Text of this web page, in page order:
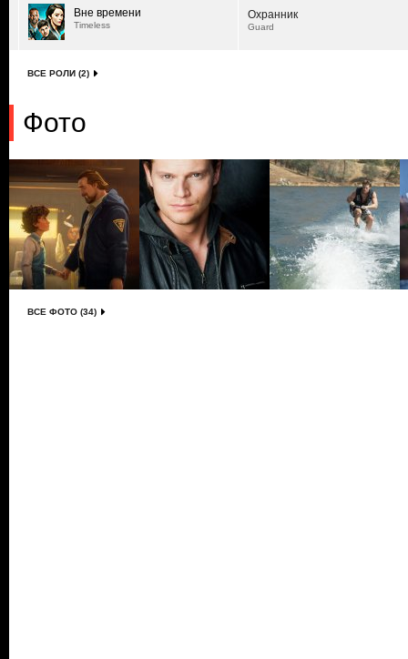
Вне времени
Timeless
Охранник
Guard
ВСЕ РОЛИ (2)
Фото
ВСЕ ФОТО (34)